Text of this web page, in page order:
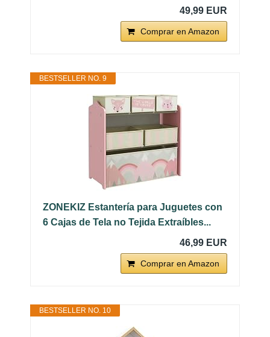
49,99 EUR
Comprar en Amazon
BESTSELLER NO. 9
ZONEKIZ Estantería para Juguetes con
6 Cajas de Tela no Tejida Extraíbles...
46,99 EUR
Comprar en Amazon
BESTSELLER NO. 10